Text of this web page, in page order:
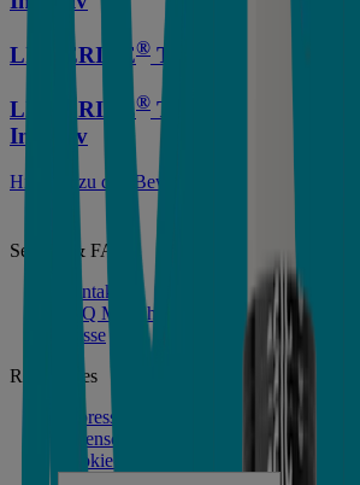
LISTERINE® TOTAL CARE
LISTERINE® TOTAL CARE
Intensiv
Hinweis zu den Bewertungen
Service & FAQ
Kontakt
FAQ Mundhygiene
Presse
Rechtliches
Impressum
Datenschutzerklärung
Cookie-Richtlinie